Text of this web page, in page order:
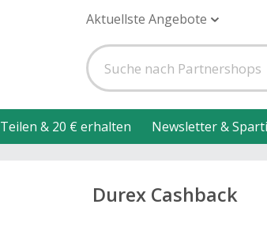
Aktuellste Angebote
Teilen & 20 € erhalten Newsletter &
Durex Cashback